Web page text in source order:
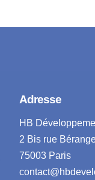
Adresse
HB
2 Bis rue
75003 Paris